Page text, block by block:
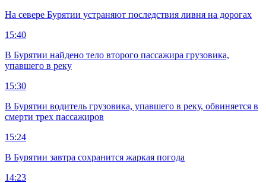
На севере Бурятии устраняют последствия ливня на дорогах
15:40
В Бурятии найдено тело второго пассажира грузовика,
упавшего в реку
15:30
В Бурятии водитель грузовика, упавшего в реку, обвиняется в
смерти трех пассажиров
15:24
В Бурятии завтра сохранится жаркая погода
14:23